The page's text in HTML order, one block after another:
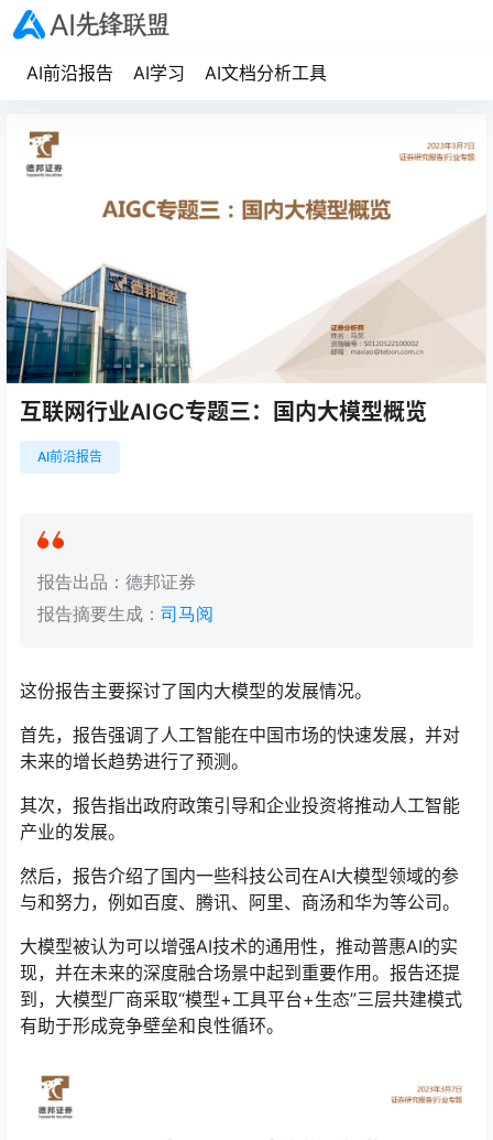
AI前沿报告 AI学习 AI文档分析工具
互联网行业AIGC专题三：国内大模型概览
AI前沿报告
报告出品：德邦证券
报告摘要生成： 司马阅
这份报告主要探讨了国内大模型的发展情况。
首先，报告强调了人工智能在中国市场的快速发展，并对
未来的增长趋势进行了预测。
其次，报告指出政府政策引导和企业投资将推动人工智能
产业的发展。
然后，报告介绍了国内一些科技公司在AI大模型领域的参
与和努力，例如百度、腾讯、阿里、商汤和华为等公司。
大模型被认为可以增强AI技术的通用性，推动普惠AI的实
现，并在未来的深度融合场景中起到重要作用。报告还提
到，大模型厂商采取“模型+工具平台+生态”三层共建模式
有助于形成竞争壁垒和良性循环。